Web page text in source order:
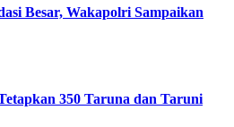
Besar, Wakapolri Sampaikan
350 Taruna dan Taruni